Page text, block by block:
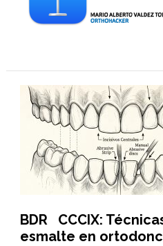
BDR CCCIX:
esmalte en